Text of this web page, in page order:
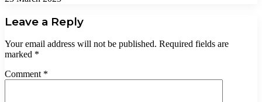
Leave a Reply
Your email address will not be published. Required fields are
marked *
Comment *